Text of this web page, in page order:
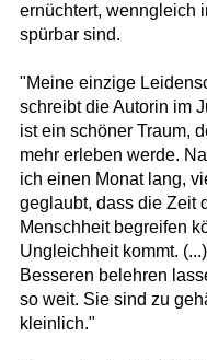
ernüchtert, wenngleich
spürbar sind.
"Meine einzige
schreibt die Autorin im
ist ein schöner Traum,
mehr erleben werde.
ich einen Monat lang,
geglaubt, dass die Zeit
Menschheit begreifen
Ungleichheit kommt.
Besseren belehren
so weit. Sie sind zu
kleinlich."